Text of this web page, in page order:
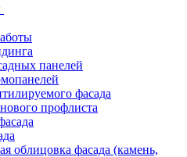
панелей
фасада
профлиста
облицовка фасада (камень,